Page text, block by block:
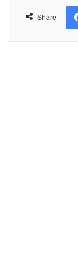
Share